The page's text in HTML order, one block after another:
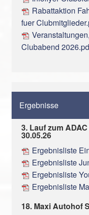
Rabattaktion
fuer
Clubabend
Ergebnisse
3. Lauf zum
30.05.26
Ergebnisliste
Ergebnisliste
Ergebnisliste
Ergebnisliste
18. Maxi Autohof